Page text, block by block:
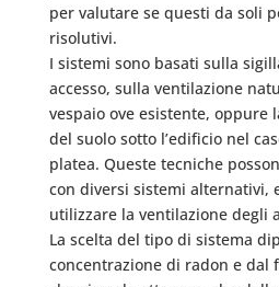
per valutare se questi da soli
risolutivi.
I sistemi sono basati sulla
accesso, sulla ventilazione
vespaio ove esistente, oppure
del suolo sotto l’edificio nel
platea. Queste tecniche
con diversi sistemi alternativi,
utilizzare la ventilazione degli
La scelta del tipo di sistema
concentrazione di radon e dal